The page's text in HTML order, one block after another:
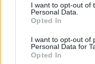
I want to opt-out of
Personal Data.
Opted In
I want to opt-out of
Personal Data for
Opted In
KAPCSOLÓDÓ CIKKEK